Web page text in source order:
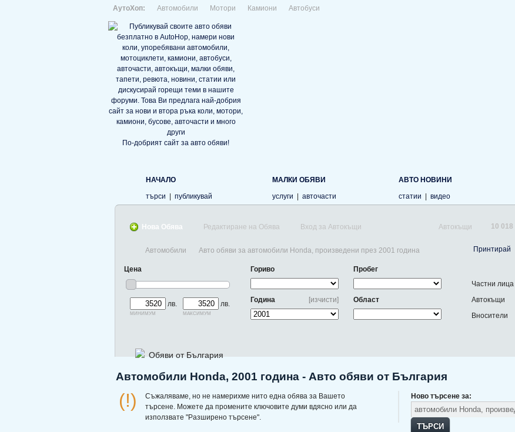
АутоХоп: Автомобили Мотори Камиони Автобуси
По-добрият сайт за авто обяви!
НАЧАЛО
търси
публикувай
МАЛКИ ОБЯВИ
услуги
авточасти
АВТО НОВИНИ
статии
видео
Нова Обява Редактиране на Обява Вход за Автокъщи Автокъщи 10 018
Принтирай
Автомобили Авто обяви за автомобили Honda, произведени през 2001 година
Цена
лв.
минимум
лв.
максимум
Гориво
[изчисти]
Година
Пробег
Област
Частни лица
Автокъщи
Вносители
Обяви от България
Автомобили Honda, 2001 година - Авто обяви от България
(!)
Съжаляваме, но не намерихме нито една обява за Вашето
търсене. Можете да промените ключовите думи вдясно или да
използвате "Разширено търсене".
Ново търсене за:
ТЪРСИ